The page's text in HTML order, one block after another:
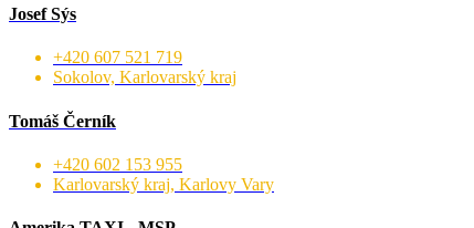
Josef Sýs
+420 607 521 719
Sokolov, Karlovarský kraj
Tomáš Černík
+420 602 153 955
Karlovarský kraj, Karlovy Vary